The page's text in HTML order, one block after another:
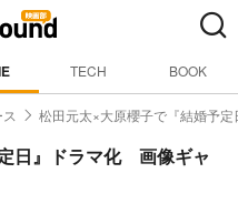
TECH BOOK
松田元太×大原櫻子で『結婚予
日』ドラマ化 画像ギャ